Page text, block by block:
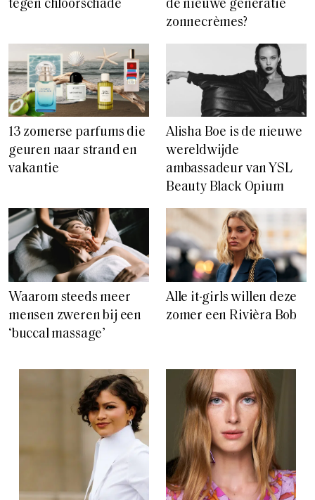
tegen chloorschade
de nieuwe generatie
zonnecrèmes?
13 zomerse parfums die
geuren naar strand en
vakantie
Alisha Boe is de nieuwe
wereldwijde
ambassadeur van YSL
Beauty Black Opium
Waarom steeds meer
mensen zweren bij een
‘buccal massage’
Alle it-girls willen deze
zomer een Rivièra Bob